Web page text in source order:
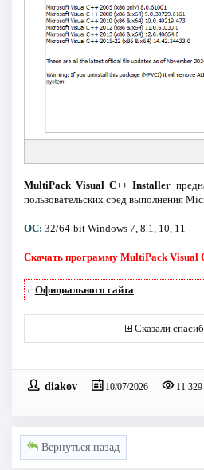
MultiPack Visual C++ Installer
пользовательских сред выполнения
ОС: 32/64-bit Windows 7, 8.1, 10, 11
Скачать программу MultiPack Visual
с Официального сайта
Сказали
diakov 10/07/2026 11 329
Вернуться назад